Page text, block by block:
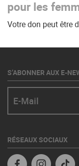
pour les
Votre don peut être
S’ABONNER AUX E-
RÉSEAUX SOCIAUX